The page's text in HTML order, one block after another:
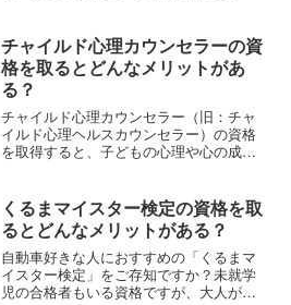
の取得方法や活躍の現場などと合わせて
紹介していきます。
チャイルド心理カウンセラーの資
格を取るとどんなメリットがあ
る？
チャイルド心理カウンセラー（旧：チャ
イルド心理ヘルスカウンセラー）の資格
を取得すると、子どもの心理や心の成
ルド心理カウンセラーに求められる知
識、試験の受験費用や受験資格、資格取
得のメリットを解説します。
くるまマイスター検定の資格を取
るとどんなメリットがある？
自動車好きな人におすすめの「くるまマ
イスター検定」をご存知ですか？未就学
児の合格者もいる資格ですが、大人が取